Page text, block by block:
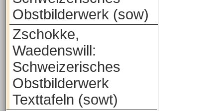
Obstbilderwerk (sow)
Zschokke,
Waedenswill:
Schweizerisches
Obstbilderwerk
Texttafeln (sowt)